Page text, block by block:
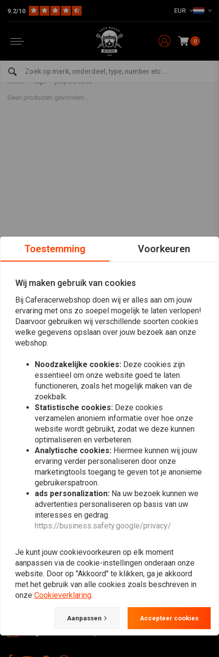
9.2/10 EUR
0
Producten getagd met purple
beanie
Home Tags purple beanie
Geen producten gevonden!...
Op de hoogte blijven?
Abonneer
Natuurlijk ook groot in kleding & onderhoud!
Gotenburgweg 46a, 9723 TM Groningen (The Netherlands)
+31 85 06 06 06 5
Toestemming Voorkeuren
Wij maken gebruik van cookies
Bij Caferacerwebshop doen wij er alles aan om jouw
ervaring met ons zo soepel mogelijk te laten verlopen!
Daarvoor gebruiken wij verschillende soorten cookies
welke gegevens opslaan over jouw bezoek aan onze
webshop.
Noodzakelijke cookies: Deze cookies zijn
essentieel om onze website goed te laten
functioneren, zoals het mogelijk maken van de
zoekbalk.
Statistische cookies: Deze cookies
verzamelen anoniem informatie over hoe onze
website wordt gebruikt, zodat we deze kunnen
optimaliseren en verbeteren.
Analytische cookies: Hiermee kunnen wij jouw
ervaring verder personaliseren door onze
marketingtools toegang te geven tot je anonieme
gebruikerspatroon.
ads personalization: Na uw bezoek kunnen we
advertenties personaliseren op basis van uw
interesses en gedrag.
https://business.safety.google/privacy/
Je kunt jouw cookievoorkeuren op elk moment
aanpassen via de cookie-instellingen onderaan onze
website. Door op "Akkoord" te klikken, ga je akkoord
met het gebruik van alle cookies zoals beschreven in
onze Cookieverklaring.
Aanpassen Accepteer cookies